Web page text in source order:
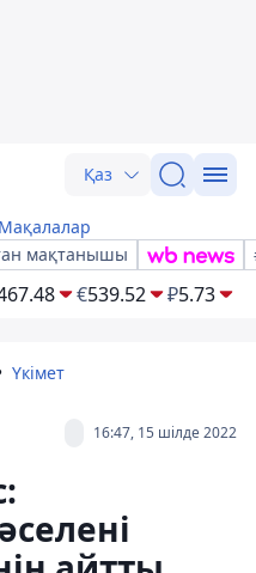
Қаз
Мақалалар
мақтанышы
€539.52 ₽5.73
Үкімет
16:47, 15 шілде 2022